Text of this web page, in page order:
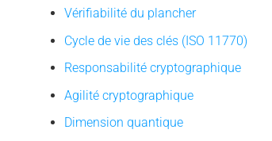
Vérifiabilité du plancher
Cycle de vie des clés (ISO 11770)
Responsabilité cryptographique
Agilité cryptographique
Dimension quantique